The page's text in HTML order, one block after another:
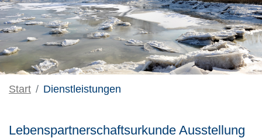
Start Dienstleistungen
Lebenspartnerschaftsurkunde Ausstellung